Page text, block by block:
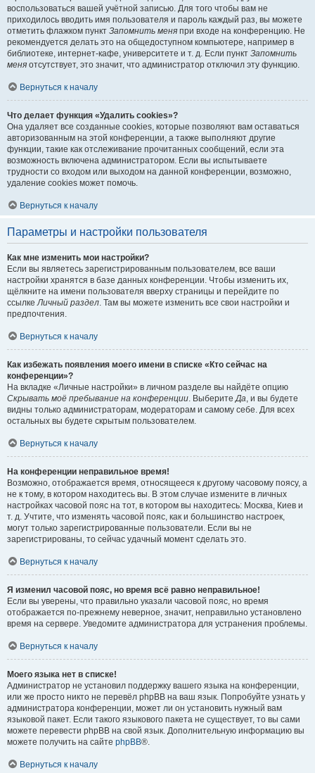
воспользоваться вашей учётной записью. Для того чтобы вам не
приходилось вводить имя пользователя и пароль каждый раз, вы можете
отметить флажком пункт Запомнить меня при входе на конференцию. Не
рекомендуется делать это на общедоступном компьютере, например в
библиотеке, интернет-кафе, университете и т. д. Если пункт Запомнить
меня отсутствует, это значит, что администратор отключил эту функцию.
Вернуться к началу
Что делает функция «Удалить cookies»?
Она удаляет все созданные cookies, которые позволяют вам оставаться
авторизованным на этой конференции, а также выполняют другие
функции, такие как отслеживание прочитанных сообщений, если эта
возможность включена администратором. Если вы испытываете
трудности со входом или выходом на данной конференции, возможно,
удаление cookies может помочь.
Вернуться к началу
Параметры и настройки пользователя
Как мне изменить мои настройки?
Если вы являетесь зарегистрированным пользователем, все ваши
настройки хранятся в базе данных конференции. Чтобы изменить их,
щёлкните на имени пользователя вверху страницы и перейдите по
ссылкеЛичный раздел. Там вы можете изменить все свои настройки и
предпочтения.
Вернуться к началу
Как избежать появления моего имени в списке «Кто сейчас на
конференции»?
На вкладке «Личные настройки» в личном разделе вы найдёте опцию
Скрывать моё пребывание на конференции. ВыберитеДа, и вы будете
видны только администраторам, модераторам и самому себе. Для всех
остальных вы будете скрытым пользователем.
Вернуться к началу
На конференции неправильное время!
Возможно, отображается время, относящееся к другому часовому поясу, а
не к тому, в котором находитесь вы. В этом случае измените в личных
настройках часовой пояс на тот, в котором вы находитесь: Москва, Киев и
т. д. Учтите, что изменять часовой пояс, как и большинство настроек,
могут только зарегистрированные пользователи. Если вы не
зарегистрированы, то сейчас удачный момент сделать это.
Вернуться к началу
Я изменил часовой пояс, но время всё равно неправильное!
Если вы уверены, что правильно указали часовой пояс, но время
отображается по-прежнему неверное, значит, неправильно установлено
время на сервере. Уведомите администратора для устранения проблемы.
Вернуться к началу
Моего языка нет в списке!
Администратор не установил поддержку вашего языка на конференции,
или же просто никто не перевёл phpBB на ваш язык. Попробуйте узнать у
администратора конференции, может ли он установить нужный вам
языковой пакет. Если такого языкового пакета не существует, то вы сами
можете перевести phpBB на свой язык. Дополнительную информацию вы
можете получить на сайте phpBB®.
Вернуться к началу